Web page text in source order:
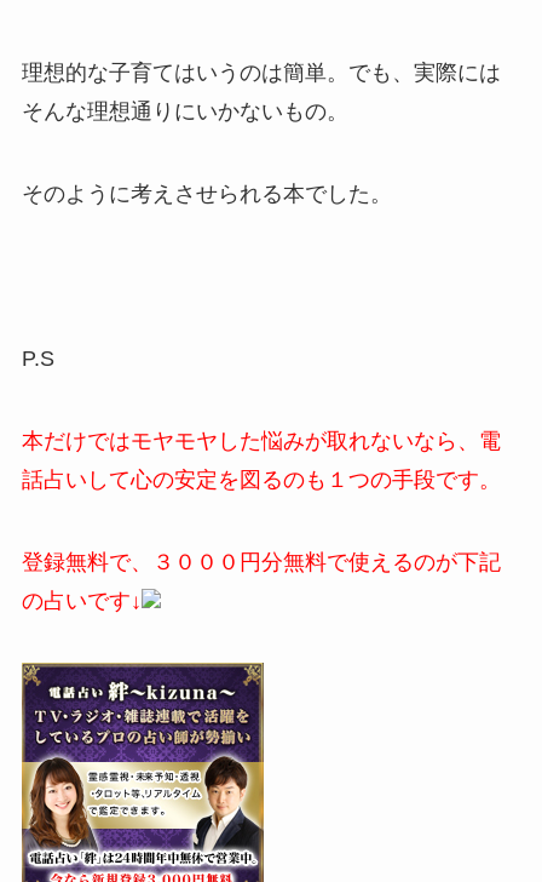
理想的な子育てはいうのは簡単。でも、実際には
そんな理想通りにいかないもの。
そのように考えさせられる本でした。
P.S
本だけではモヤモヤした悩みが取れないなら、電
話占いして心の安定を図るのも１つの手段です。
登録無料で、３０００円分無料で使えるのが下記
の占いです↓